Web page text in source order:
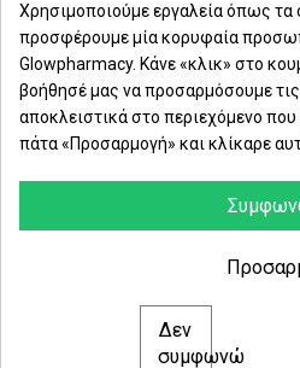
Δευ. - Παρ.: 8:00 - 21:00
Σάββατο: 09:00-15:00
ΕΤΑΙΡΕΙΑ
© 2021
Χρησιμοποιούμε εργαλεία όπως τα
προσφέρουμε μία κορυφαία
Glowpharmacy. Κάνε «κλικ» στο
βοήθησέ μας να προσαρμόσουμε
αποκλειστικά στο περιεχόμενο
πάτα «Προσαρμογή» και κλίκαρε
Δεν
συμφωνώ